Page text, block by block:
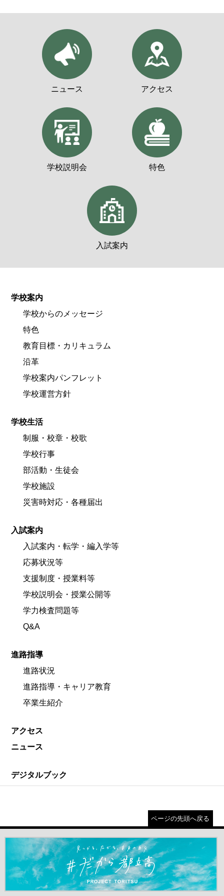
ニュース アクセス
学校説明会 特色
入試案内
学校案内
学校からのメッセージ
特色
教育目標・カリキュラム
沿革
学校案内パンフレット
学校運営方針
学校生活
制服・校章・校歌
学校行事
部活動・生徒会
学校施設
災害時対応・各種届出
入試案内
入試案内・転学・編入学等
応募状況等
支援制度・授業料等
学校説明会・授業公開等
学力検査問題等
Q&A
進路指導
進路状況
進路指導・キャリア教育
卒業生紹介
アクセス
ニュース
デジタルブック
ページの先頭へ戻る
＃だから都立高（別ウインドウが開きます）